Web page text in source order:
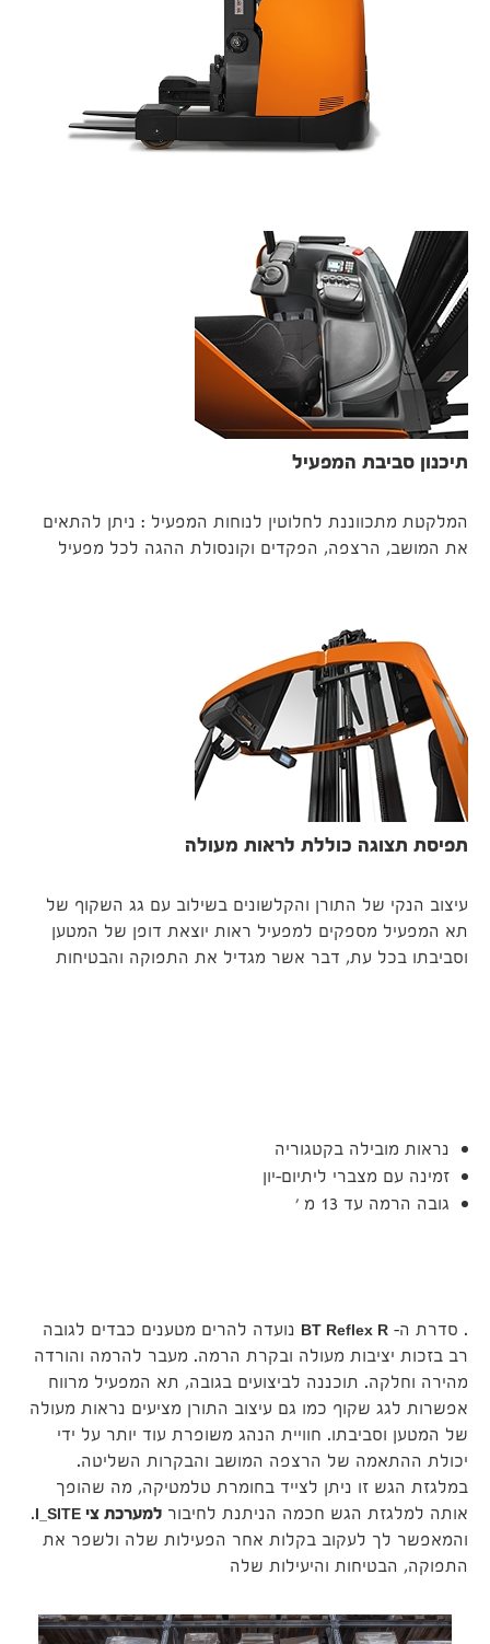
תיכנון סביבת המפעיל
המלקטת מתכווננת לחלוטין לנוחות המפעיל : ניתן להתאים
את המושב, הרצפה, הפקדים וקונסולת ההגה לכל מפעיל
תפיסת תצוגה כוללת לראות מעולה
עיצוב הנקי של התורן והקלשונים בשילוב עם גג השקוף של
תא המפעיל מספקים למפעיל ראות יוצאת דופן של המטען
וסביבתו בכל עת, דבר אשר מגדיל את התפוקה והבטיחות
נראות מובילה בקטגוריה
זמינה עם מצברי ליתיום-יון
גובה הרמה עד 13 מ '
. סדרת ה- BT Reflex R נועדה להרים מטענים כבדים לגובה
רב בזכות יציבות מעולה ובקרת הרמה. מעבר להרמה והורדה
מהירה וחלקה. תוכננה לביצועים בגובה, תא המפעיל מרווח
אפשרות לגג שקוף כמו גם עיצוב התורן מציעים נראות מעולה
של המטען וסביבתו. חוויית הנהג משופרת עוד יותר על ידי
יכולת ההתאמה של הרצפה המושב והבקרות השליטה.
במלגזת הגש זו ניתן לצייד בחומרת טלמטיקה, מה שהופך
אותה למלגזת הגש חכמה הניתנת לחיבור למערכת צי
.
והמאפשר לך לעקוב בקלות אחר הפעילות שלה ולשפר את
התפוקה, הבטיחות והיעילות שלה